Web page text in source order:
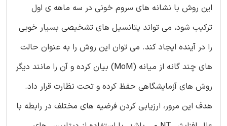
این روش با نشانه های سروم خونی در سه ماهه ی اول
ترکیب شود، می تواند پتانسیل های تشخیصی بسیار خوبی
را در آینده ایجاد کند. می توان این روش را به عنوان حالت
های چند گانه از میانه (MoM) بیان کرده و آن را مانند دیگر
روش های آزمایشگاهی حفظ کرده و تحت نظارت قرار داد.
هدف این مرور، ارزیابی کردن فرضیه های مختلف در رابطه با